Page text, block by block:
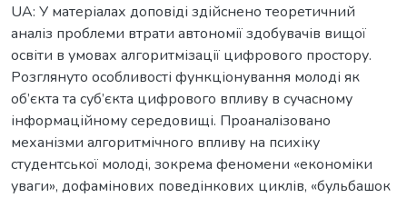
UA: У матеріалах доповіді здійснено теоретичний
аналіз проблеми втрати автономії здобувачів вищої
освіти в умовах алгоритмізації цифрового простору.
Розглянуто особливості функціонування молоді як
об’єкта та суб’єкта цифрового впливу в сучасному
інформаційному середовищі. Проаналізовано
механізми алгоритмічного впливу на психіку
студентської молоді, зокрема феномени «економіки
уваги», дофамінових поведінкових циклів, «бульбашок